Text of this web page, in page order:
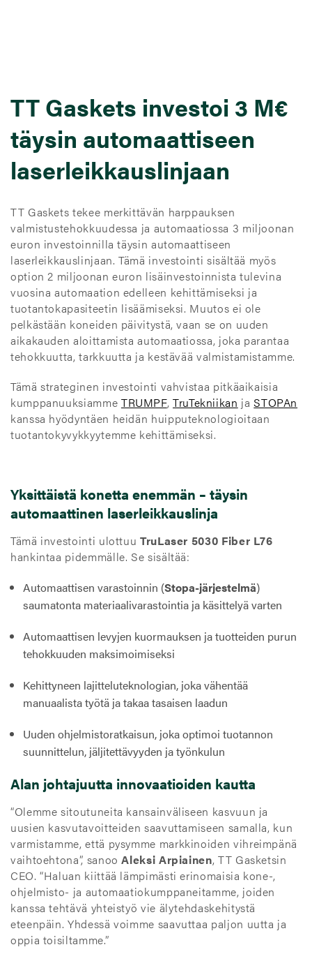
TT Gaskets investoi 3 M€
täysin automaattiseen
laserleikkauslinjaan
TT Gaskets tekee merkittävän harppauksen
valmistustehokkuudessa ja automaatiossa 3 miljoonan
euron investoinnilla täysin automaattiseen
laserleikkauslinjaan. Tämä investointi sisältää myös
option 2 miljoonan euron lisäinvestoinnista tulevina
vuosina automaation edelleen kehittämiseksi ja
tuotantokapasiteetin lisäämiseksi. Muutos ei ole
pelkästään koneiden päivitystä, vaan se on uuden
aikakauden aloittamista automaatiossa, joka parantaa
tehokkuutta, tarkkuutta ja kestävää valmistamistamme.
Tämä strateginen investointi vahvistaa pitkäaikaisia
kumppanuuksiamme TRUMPF,TruTekniikan ja STOPAn
kanssa hyödyntäen heidän huipputeknologioitaan
tuotantokyvykkyytemme kehittämiseksi.
Yksittäistä konetta enemmän – täysin
automaattinen laserleikkauslinja
Tämä investointi ulottuu TruLaser 5030 Fiber L76
hankintaa pidemmälle. Se sisältää:
Automaattisen varastoinnin (Stopa-järjestelmä)
saumatonta materiaalivarastointia ja käsittelyä varten
Automaattisen levyjen kuormauksen ja tuotteiden purun
tehokkuuden maksimoimiseksi
Kehittyneen lajitteluteknologian, joka vähentää
manuaalista työtä ja takaa tasaisen laadun
Uuden ohjelmistoratkaisun, joka optimoi tuotannon
suunnittelun, jäljitettävyyden ja työnkulun
Alan johtajuutta innovaatioiden kautta
“Olemme sitoutuneita kansainväliseen kasvuun ja
uusien kasvutavoitteiden saavuttamiseen samalla, kun
varmistamme, että pysymme markkinoiden vihreimpänä
vaihtoehtona”, sanooAleksi Arpiainen, TT Gasketsin
CEO. “Haluan kiittää lämpimästi erinomaisia kone-,
ohjelmisto- ja automaatiokumppaneitamme, joiden
kanssa tehtävä yhteistyö vie älytehdaskehitystä
eteenpäin. Yhdessä voimme saavuttaa paljon uutta ja
oppia toisiltamme.”